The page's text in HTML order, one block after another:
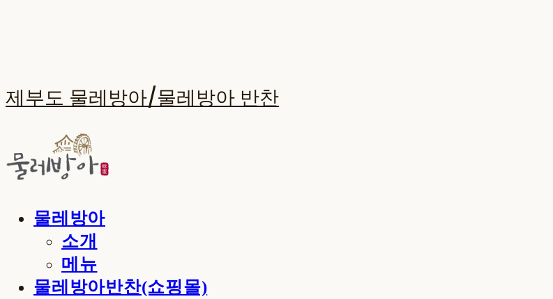
제부도 물레방아/물레방아 반찬
물레방아
소개
메뉴
물레방아반찬(쇼핑몰)